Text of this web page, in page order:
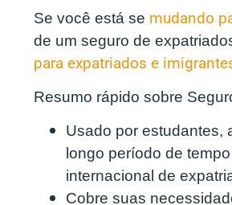
Se você está se mudando
de um seguro de
para expatriados e
Resumo rápido sobre
Usado por estudantes,
longo período de
internacional de
Cobre suas